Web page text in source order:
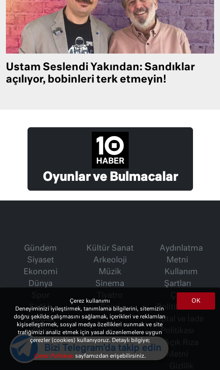
Ustam Seslendi Yakından: Sandıklar
açılıyor, bobinleri terk etmeyin!
Oyunlar ve Bulmacalar
Gündem
Siyaset
Ekonomi
Dünya
Sağlık
Popüler
Bilim
Teknoloji
Gezi
Kültür Sanat
Arkeoloji
Müzik
Sinema
Sergi
Aydınlatma
Metni
Kullanım
Şartları
Çerez
Politikamız
İptal ve İade
Politikası
Açık Rıza
Metni
OK
Çerez kullanımı
Deneyiminizi iyileştirmek, tanımlama bilgilerini, sitemizin
doğru şekilde çalışmasını sağlamak, içerikleri ve reklamları
kişiselleştirmek, sosyal medya özellikleri sunmak ve site
trafiğimizi analiz etmek için yasal düzenlemelere uygun
çerezler (cookies) kullanıyoruz. Detaylı bilgiye;
Çerez Politikasısayfamızdan erişebilirsiniz.
Bizi Telegram'da takip edin